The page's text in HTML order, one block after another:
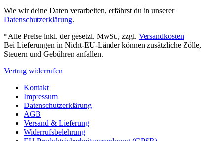
Wie wir deine Daten verarbeiten, erfährst du in unserer
Datenschutzerklärung.
*Alle Preise inkl. der gesetzl. MwSt., zzgl. Versandkosten
Bei Lieferungen in Nicht-EU-Länder können zusätzliche Zölle,
Steuern und Gebühren anfallen.
Vertrag widerrufen
Kontakt
Impressum
Datenschutzerklärung
AGB
Versand & Lieferung
Widerrufsbelehrung